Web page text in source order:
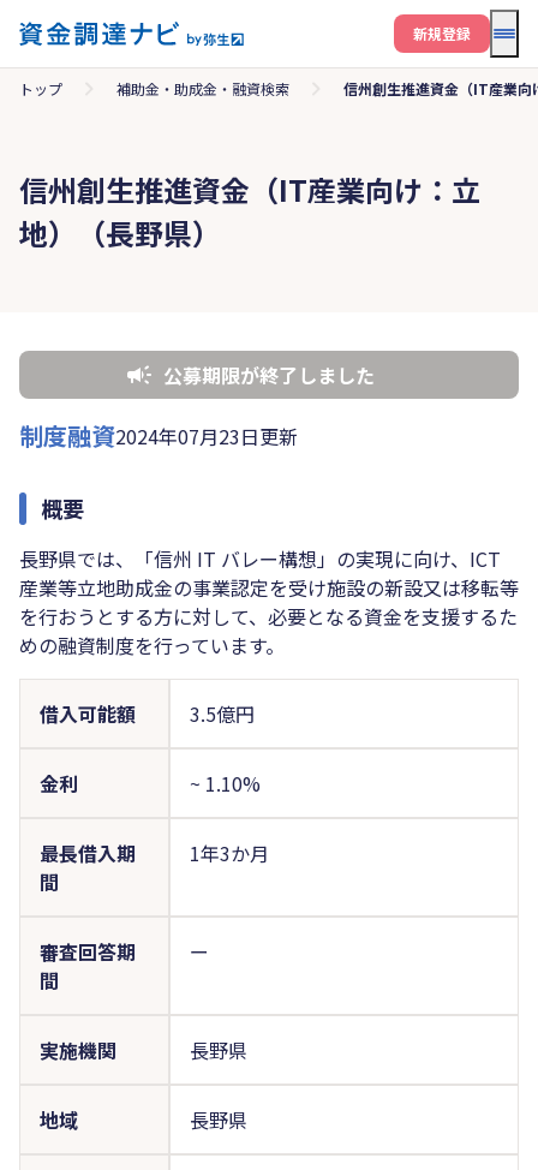
メ
新規登録
トップ 補助金・助成金・融資検索 信州創生推進資金（IT産業向
信州創生推進資金（IT産業向け：立
地）（長野県）
公募期限が終了しました
制度融資2024年07月23日更新
概要
長野県では、「信州 IT バレー構想」の実現に向け、ICT
産業等立地助成金の事業認定を受け施設の新設又は移転等
を行おうとする方に対して、必要となる資金を支援するた
めの融資制度を行っています。
借入可能額 3.5億円
金利 ~ 1.10%
最長借入期
間
1年3か月
審査回答期
間
ー
実施機関 長野県
地域 長野県